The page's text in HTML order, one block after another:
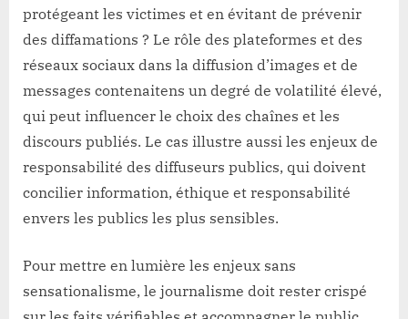
protégeant les victimes et en évitant de prévenir
des diffamations ? Le rôle des plateformes et des
réseaux sociaux dans la diffusion d’images et de
messages contenaitens un degré de volatilité élevé,
qui peut influencer le choix des chaînes et les
discours publiés. Le cas illustre aussi les enjeux de
responsabilité des diffuseurs publics, qui doivent
concilier information, éthique et responsabilité
envers les publics les plus sensibles.
Pour mettre en lumière les enjeux sans
sensationalisme, le journalisme doit rester crispé